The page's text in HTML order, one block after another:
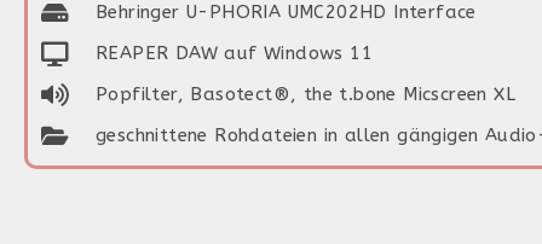
Behringer U-PHORIA UMC202HD Interface
REAPER DAW auf Windows 11
Popfilter, Basotect®, the t.bone Micscreen XL
geschnittene Rohdateien in allen gängigen